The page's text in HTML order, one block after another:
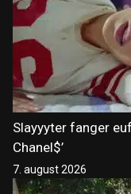
Slayyyter fanger
Chanel$’
7. august 2026